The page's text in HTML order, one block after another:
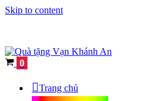
Skip to content
Cart
0
Trang chủ